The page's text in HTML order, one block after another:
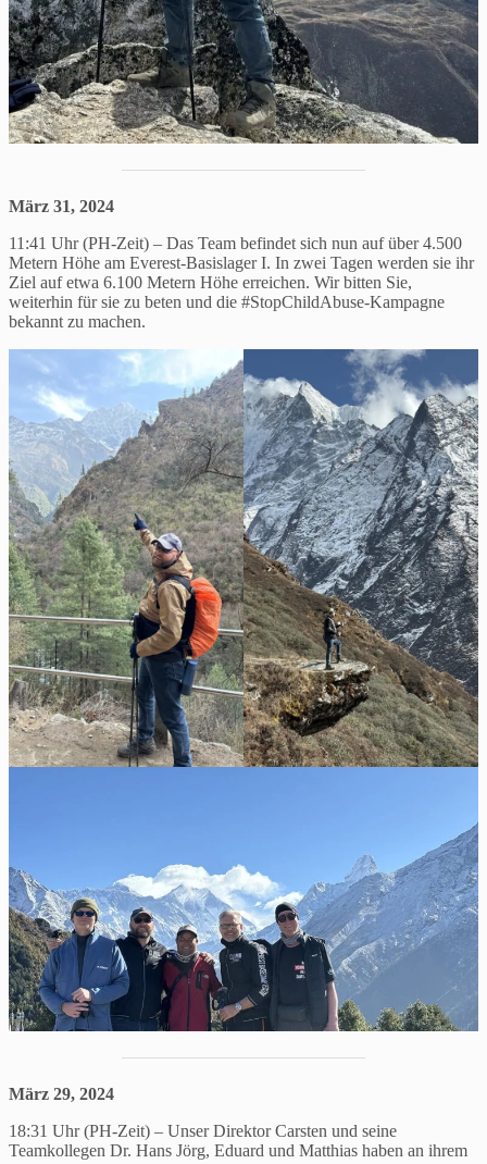
März 31, 2024
11:41 Uhr (PH-Zeit) – Das Team befindet sich nun auf über 4.500
Metern Höhe am Everest-Basislager I. In zwei Tagen werden sie ihr
Ziel auf etwa 6.100 Metern Höhe erreichen. Wir bitten Sie,
weiterhin für sie zu beten und die #StopChildAbuse-Kampagne
bekannt zu machen.
März 29, 2024
18:31 Uhr (PH-Zeit) – Unser Direktor Carsten und seine
Teamkollegen Dr. Hans Jörg, Eduard und Matthias haben an ihrem